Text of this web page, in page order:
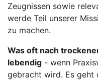
Zeugnissen sowie
werde Teil unserer
zu machen.
Was oft nach
lebendig - wenn
gebracht wird. Es geht